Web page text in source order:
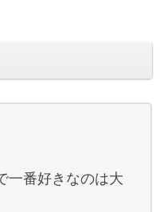
一番好きなのは大